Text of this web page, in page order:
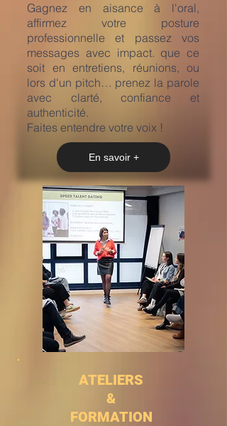
Gagnez en aisance à l'oral,
affirmez votre posture
professionnelle et passez vos
messages avec impact. que ce
soit en entretiens, réunions, ou
lors d'un pitch… prenez la parole
avec clarté, confiance et
authenticité.
Faites entendre votre voix !
En savoir +
ATELIERS
&
FORMATION